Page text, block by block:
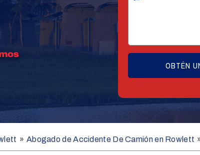
» Abogado de Accidente De Camión en Rowlett